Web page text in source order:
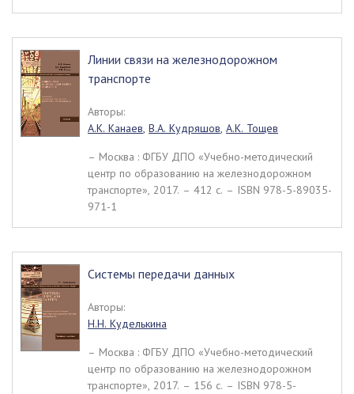
Линии связи на железнодорожном
транспорте
Авторы:
А.К. Канаев, В.А. Кудряшов, А.К. Тощев
– Москва : ФГБУ ДПО «Учебно-методический
центр по образованию на железнодорожном
транспорте», 2017. – 412 c. – ISBN 978-5-89035-
971-1
Системы передачи данных
Авторы:
Н.Н. Куделькина
– Москва : ФГБУ ДПО «Учебно-методический
центр по образованию на железнодорожном
транспорте», 2017. – 156 c. – ISBN 978-5-